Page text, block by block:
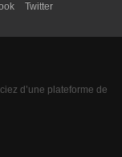
Twitter
d’une plateforme de